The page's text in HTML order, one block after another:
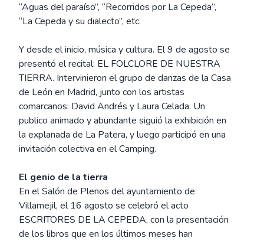
“Aguas del paraíso”, “Recorridos por La Cepeda”,
“La Cepeda y su dialecto”, etc.
Y desde el inicio, música y cultura. El 9 de agosto se
presentó el recital: EL FOLCLORE DE NUESTRA
TIERRA. Intervinieron el grupo de danzas de la Casa
de León en Madrid, junto con los artistas
comarcanos: David Andrés y Laura Celada. Un
publico animado y abundante siguió la exhibición en
la explanada de La Patera, y luego participó en una
invitación colectiva en el Camping.
El genio de la tierra
En el Salón de Plenos del ayuntamiento de
Villamejil, el 16 agosto se celebró el acto
ESCRITORES DE LA CEPEDA, con la presentación
de los libros que en los últimos meses han